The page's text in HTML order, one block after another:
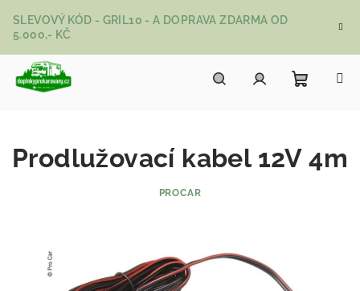
SLEVOVÝ KÓD - GRIL10 - A DOPRAVA ZDARMA OD
5.000,- KČ
Prodlužovací kabel 12V 4m
PROCAR